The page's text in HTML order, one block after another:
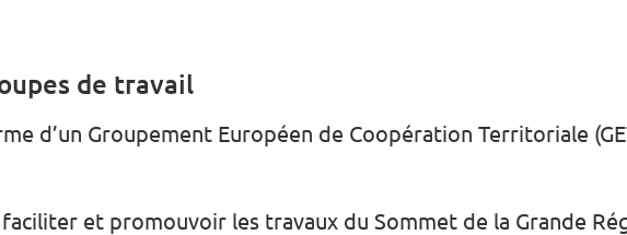
de travail
d’un Groupement Européen de Coopération Territoriale
et promouvoir les travaux du Sommet de la Grande